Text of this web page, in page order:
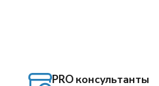
PRO консультанты